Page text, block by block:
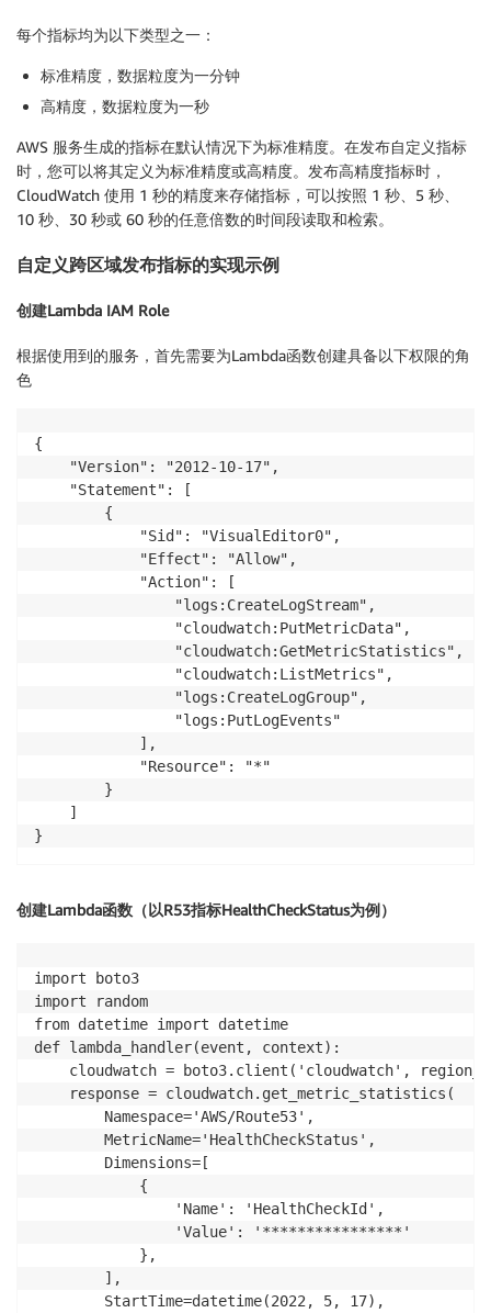
每个指标均为以下类型之一：
标准精度，数据粒度为一分钟
高精度，数据粒度为一秒
AWS 服务生成的指标在默认情况下为标准精度。在发布自定义指标
时，您可以将其定义为标准精度或高精度。发布高精度指标时，
CloudWatch 使用 1 秒的精度来存储指标，可以按照 1 秒、5 秒、
10 秒、30 秒或 60 秒的任意倍数的时间段读取和检索。
自定义跨区域发布指标的实现示例
创建Lambda IAM Role
根据使用到的服务，首先需要为Lambda函数创建具备以下权限的角
色
{
    "Version": "2012-10-17",
    "Statement": [
        {
            "Sid": "VisualEditor0",
            "Effect": "Allow",
            "Action": [
                "logs:CreateLogStream",
                "cloudwatch:PutMetricData",
                "cloudwatch:GetMetricStatistics",
                "cloudwatch:ListMetrics",
                "logs:CreateLogGroup",
                "logs:PutLogEvents"
            ],
            "Resource": "*"
        }
    ]
创建Lambda函数（以R53指标HealthCheckStatus为例）
import boto3
import random
from datetime import datetime
def lambda_handler(event, context):
cloudwatch = boto3.client('cloudwatch',
    response = cloudwatch.get_metric_statistics(
        Namespace='AWS/Route53',
        MetricName='HealthCheckStatus',
        Dimensions=[
            {
                'Name': 'HealthCheckId',
                'Value': '****************'
            },
        ],
        StartTime=datetime(2022, 5, 17),